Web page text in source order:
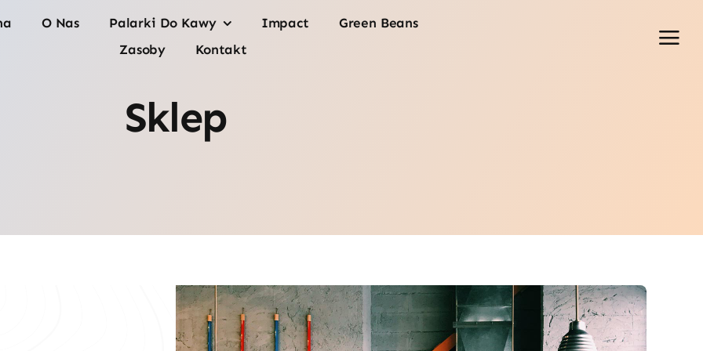
O Nas Palarki Do Kawy Impact
Green Beans
Zasoby
Kontakt
Sklep